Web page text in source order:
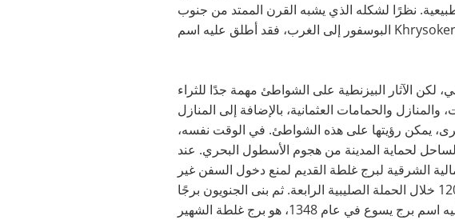
نظرًا لشكله الذي يشبه القرن الممتد من جنوب
لكن الآثار البيزنطية على الشواطئ مهمة جدًا للثراء
والمنازل والحمامات العثمانية، بالإضافة إلى المنازل
يمكن رؤيتها على هذه الشواطئ. في الوقت نفسه،
لحماية المدينة من هجوم الأسطول البحري. عند
الشرقية لبرج غلطة القديم لمنع دخول السفن غير
المرغوب فيها. تم تدمير هذا البرج بشكل كبير من قبل الصليبيين اللاتين في عام 1204 خلال الحملة الصليبية الرابعة. ثم بنى الجنويون برجًا